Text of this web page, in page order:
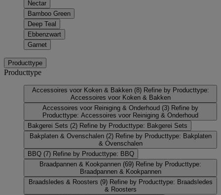
Nectar
Bamboo Green
Deep Teal
Ebbenzwart
Garnet
Producttype
Producttype
Accessoires voor Koken & Bakken (8) Refine by Producttype:
Accessoires voor Koken & Bakken
Accessoires voor Reiniging & Onderhoud (3) Refine by
Producttype: Accessoires voor Reiniging & Onderhoud
Bakgerei Sets (2) Refine by Producttype: Bakgerei Sets
Bakplaten & Ovenschalen (2) Refine by Producttype: Bakplaten
& Ovenschalen
BBQ (7) Refine by Producttype: BBQ
Braadpannen & Kookpannen (69) Refine by Producttype:
Braadpannen & Kookpannen
Braadsledes & Roosters (9) Refine by Producttype: Braadsledes
& Roosters